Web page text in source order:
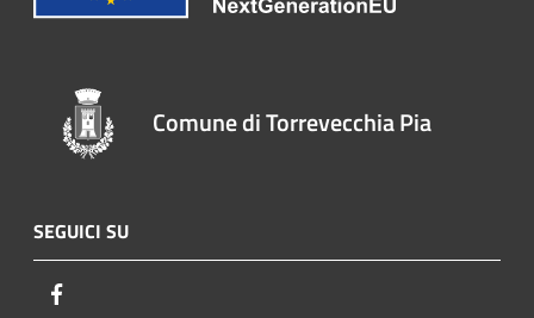
Comune di Torrevecchia Pia
SEGUICI SU